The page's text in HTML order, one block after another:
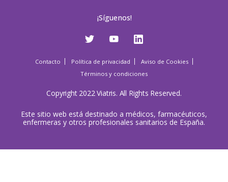
¡Síguenos!
Contacto Política de privacidad
Aviso de Cookies
Términos y condiciones
Copyright 2022 Viatris. All Rights Reserved.
Este sitio web está destinado a médicos, farmacéuticos,
enfermeras y otros profesionales sanitarios de España.